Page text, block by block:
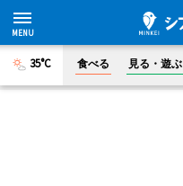
35°C 食べる 見る・遊ぶ